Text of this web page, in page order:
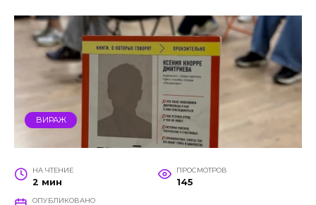
ВИРАЖ
НА ЧТЕНИЕ
2 мин
ПРОСМОТРОВ
145
ОПУБЛИКОВАНО